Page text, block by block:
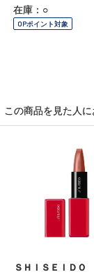
在庫：○
OPポイント対象
この商品を見た人
ＳＨＩＳＥＩＤＯ